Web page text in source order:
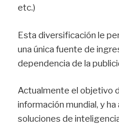
etc.)
Esta diversificación le
una única fuente de
dependencia de la
Actualmente el objetivo
información mundial, y
soluciones de